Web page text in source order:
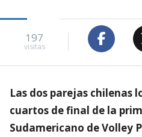
197
visitas
Las dos parejas chilenas
cuartos de final de la
Sudamericano de Volley